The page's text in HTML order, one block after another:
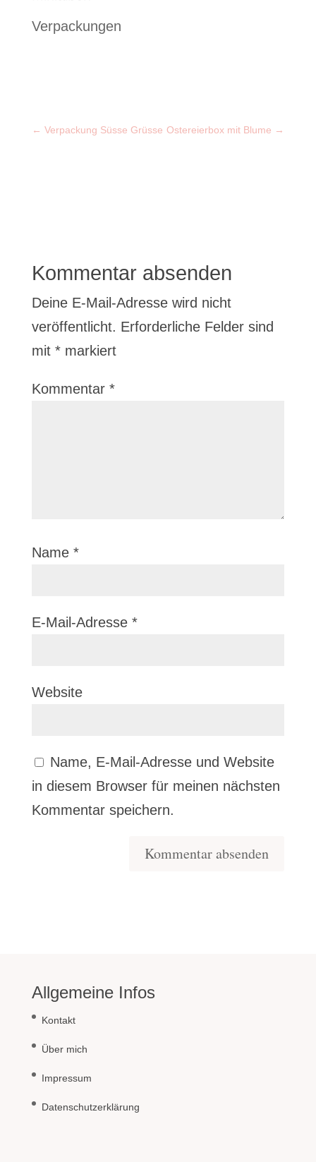
Verpackungen
← Verpackung Süsse Grüsse Ostereierbox mit Blume →
Kommentar absenden
Deine E-Mail-Adresse wird nicht
veröffentlicht. Erforderliche Felder sind
mit *markiert
Kommentar *
Name *
E-Mail-Adresse *
Website
Name, E-Mail-Adresse und Website
in diesem Browser für meinen nächsten
Kommentar speichern.
Allgemeine Infos
Kontakt
Über mich
Impressum
Datenschutzerklärung